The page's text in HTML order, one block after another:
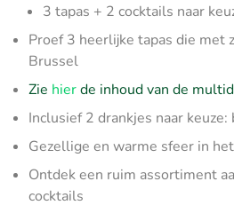
3 tapas + 2 cocktails naar
Proef 3 heerlijke tapas die met
Brussel
Zie hierde inhoud van de
Inclusief 2 drankjes naar
Gezellige en warme sfeer in
Ontdek een ruim assortiment
cocktails